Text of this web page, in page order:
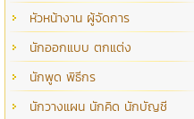
หัวหน้างาน ผู้จัดการ
นักออกแบบ ตกแต่ง
นักพูด พิธีกร
นักวางแผน นักคิด นักบัญชี